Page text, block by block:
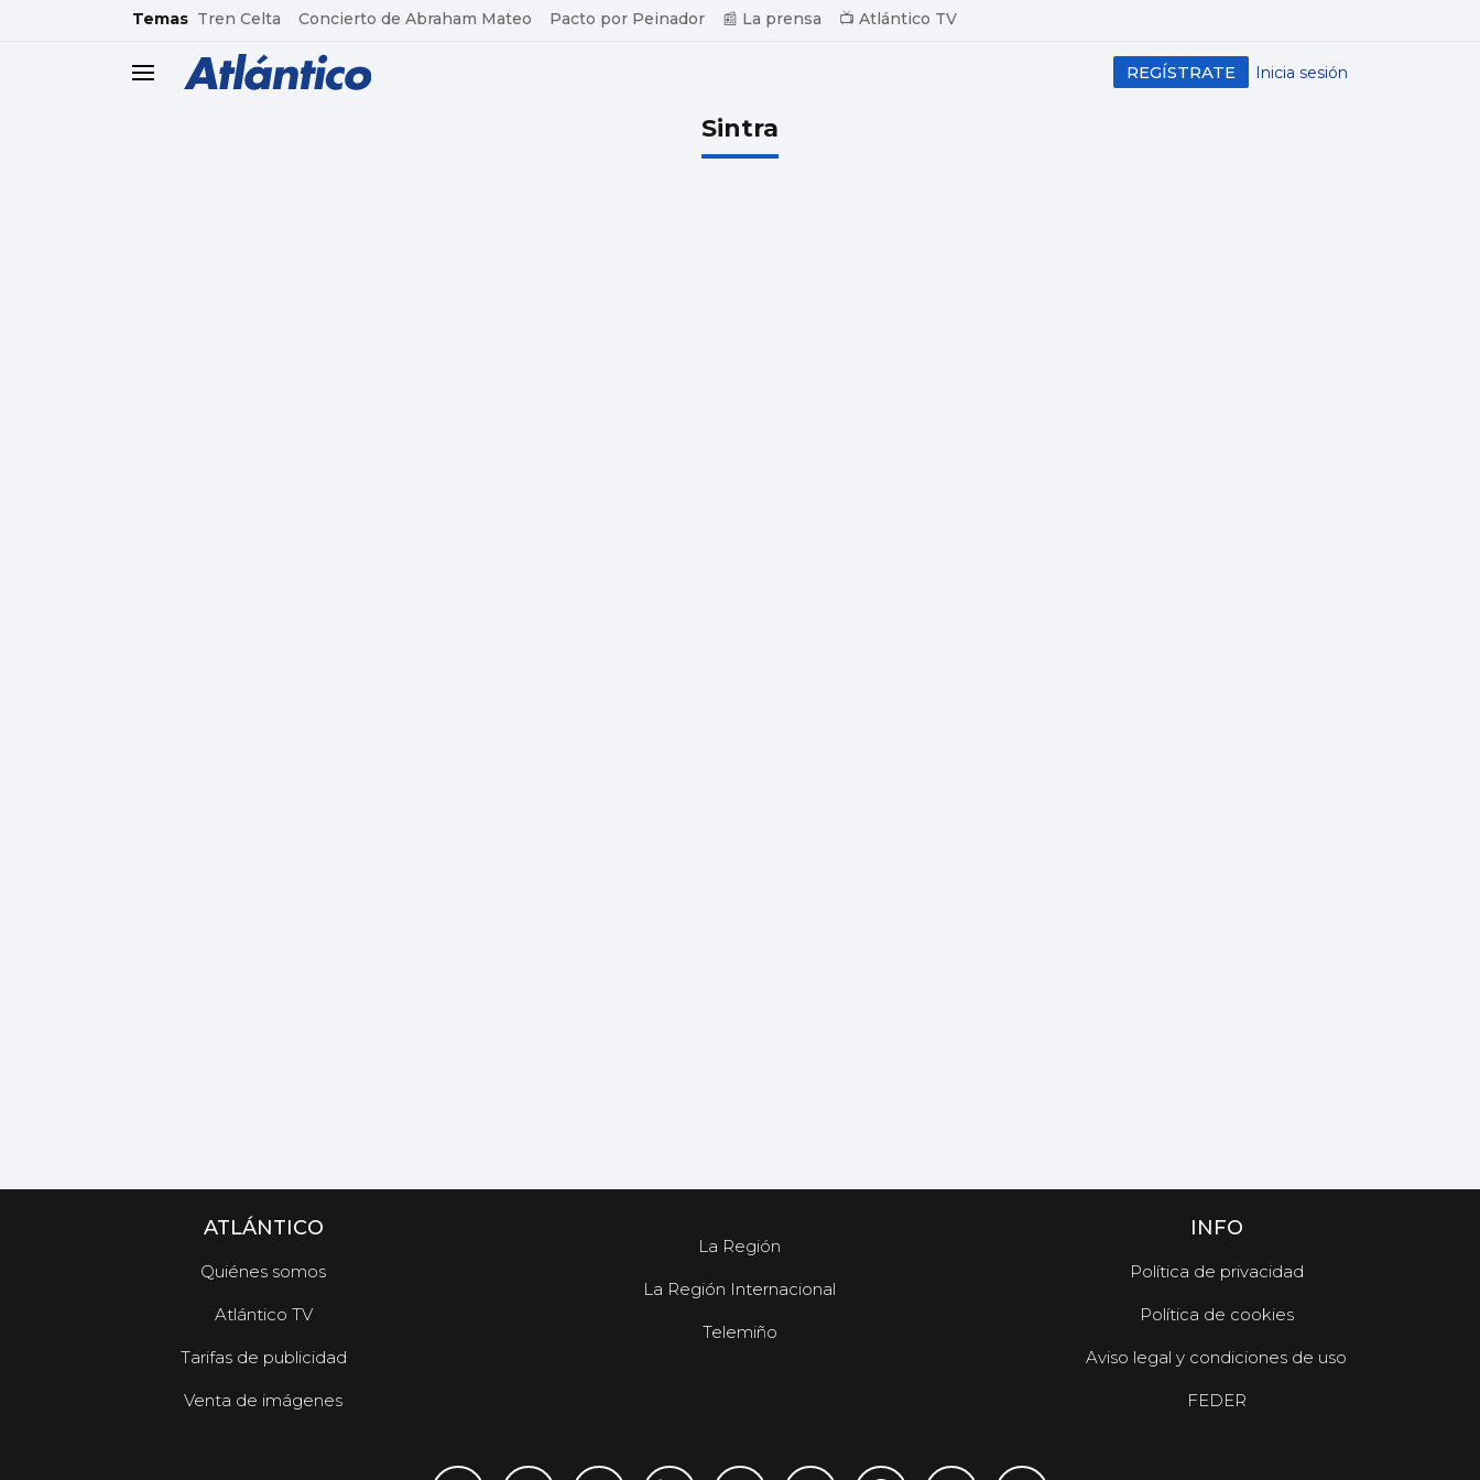
common.go-to-content
Temas Tren Celta Concierto de Abraham Mateo Pacto por Peinador 📰 La prensa 📺 Atlántico TV
header.menu.open Inicia sesión
REGÍSTRATE
Sintra
ATLÁNTICO
Quiénes somos
Atlántico TV
Tarifas de publicidad
Venta de imágenes
La Región
La Región Internacional
Telemiño
INFO
Política de privacidad
Política de cookies
Aviso legal y condiciones de uso
FEDER